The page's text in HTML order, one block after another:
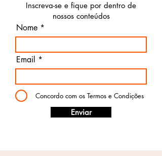
Inscreva-se e fique por dentro de
nossos conteúdos
Nome
Email
Concordo com os Termos e Condições
Enviar